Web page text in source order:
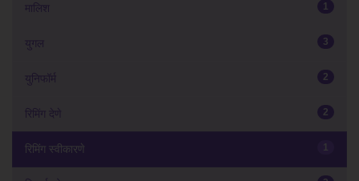
मालिश 1
युगल 3
युनिफॉर्म 2
रिमिंग देणे 2
रिमिंग स्वीकारणे 1